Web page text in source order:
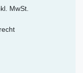
MwSt.